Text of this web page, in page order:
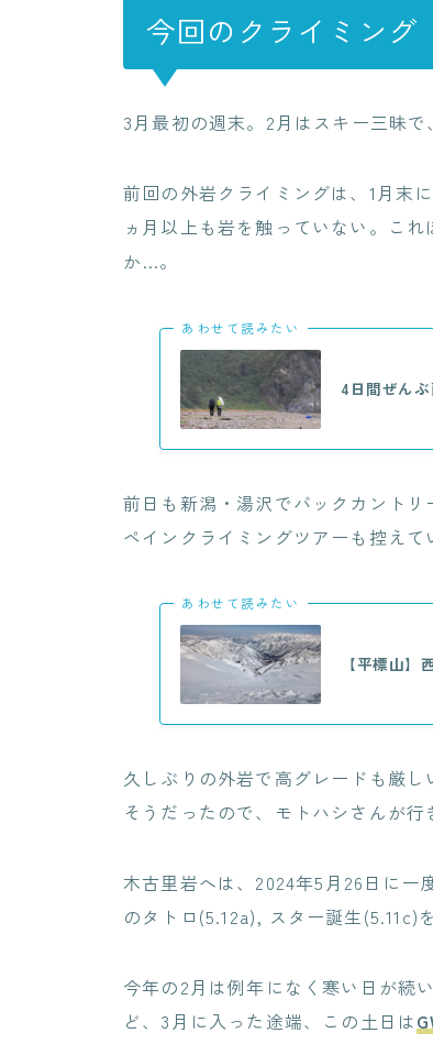
今回のクライミング
3月最初の週末。2月はスキー三昧
前回の外岩クライミングは、1月末
ヵ月以上も岩を触っていない。こ
か…。
あわせて読みたい
4日間ぜん
前日も新潟・湯沢でバックカント
ペインクライミングツアーも控えて
あわせて読みたい
【平標山】
久しぶりの外岩で高グレードも厳
そうだったので、モトハシさんが行
木古里岩へは、2024年5月26日に一
のタトロ(5.12a), スター誕生(5.11c)
今年の2月は例年になく寒い日が続
ど、3月に入った途端、この土日は